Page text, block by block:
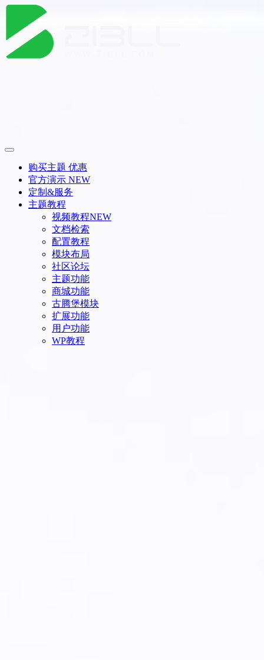
购买主题 优惠
官方演示 NEW
定制&服务
主题教程
视频教程NEW
文档检索
配置教程
模块布局
社区论坛
主题功能
商城功能
古腾堡模块
扩展功能
用户功能
WP教程